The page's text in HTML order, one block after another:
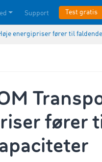
Support Test gratis
energipriser fører til
fører